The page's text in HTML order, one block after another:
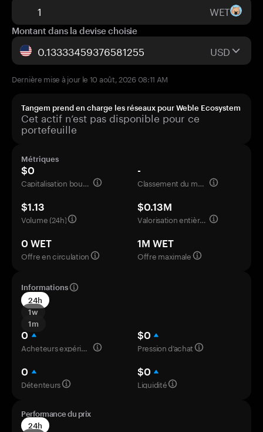
WET
Montant dans la devise choisie
USD
Dernière mise à jour le 10 août, 2026 08:11 AM
Tangem prend en charge les réseaux pour Weble Ecosystem
Cet actif n’est pas disponible pour ce
portefeuille
Métriques
$0
Capitalisation boursière
-
Classement du marché
$1.13
Volume (24h)
$0.13M
Valorisation entièrement diluée
0 WET
Offre en circulation
1M WET
Offre maximale
Informations
24h
1w
1m
0
Acheteurs expérimentés
$0
Pression d’achat
0
Détenteurs
$0
Liquidité
Performance du prix
24h